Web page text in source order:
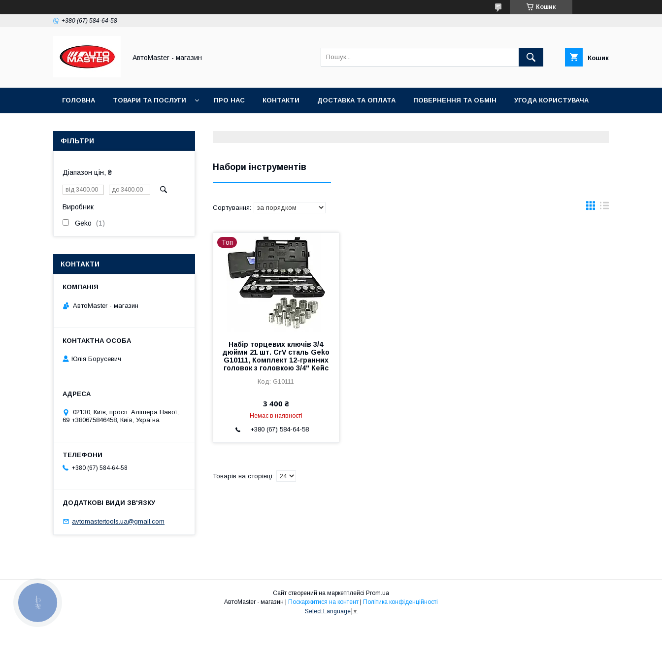
Кошик
+380 (67) 584-64-58
АвтоMaster - магазин Кошик
ГОЛОВНА ТОВАРИ ТА ПОСЛУГИ ПРО НАС КОНТАКТИ ДОСТАВКА ТА ОПЛАТА ПОВЕРНЕННЯ ТА ОБМІН УГОДА КОРИСТУВАЧА
Набори інструментів
Топ
Набір торцевих ключів 3/4
дюйми 21 шт. CrV сталь Geko
G10111, Комплект 12-гранних
головок з головкою 3/4" Кейс
G10111
3 400 ₴
Немає в наявності
+380 (67) 584-64-58
ФІЛЬТРИ
Діапазон цін, ₴
Виробник
Geko 1
КОНТАКТИ
АвтоMaster - магазин
Юлія Борусевич
02130, Київ, просп. Алішера Навої,
69 +380675846458, Київ, Україна
+380 (67) 584-64-58
avtomastertools.ua@gmail.com
Сайт створений на маркетплейсі Prom.ua
АвтоMaster - магазин | Поскаржитися на контент | Політика конфіденційності
Select Language ▼
КНОПКА
ЗВ'ЯЗКУ